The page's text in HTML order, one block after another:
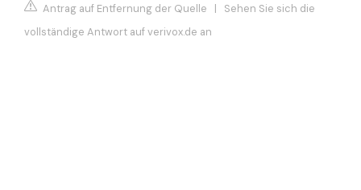
Antrag auf Entfernung der Quelle | Sehen Sie sich die
vollständige Antwort auf verivox.de an